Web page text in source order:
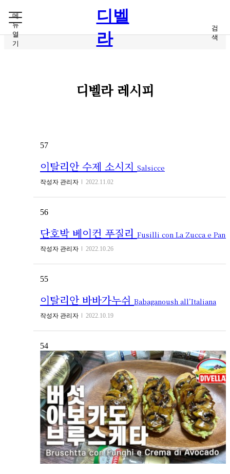
디벨
라
메
뉴
열
기
검
색
디벨라 레시피
57
이탈리안 수제 소시지 Salsicce
작성자 관리자 2022.11.02
56
단호박 베이컨 푸질리 Fusilli con La Zucca e Pancetta
작성자 관리자 2022.10.26
55
이탈리안 바바가누쉬 Babaganoush all’Italiana
작성자 관리자 2022.10.19
54